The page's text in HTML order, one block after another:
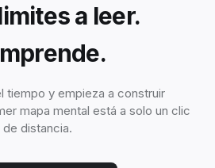
a leer.
tiempo y empieza a construir
mapa mental está a solo un clic
de distancia.